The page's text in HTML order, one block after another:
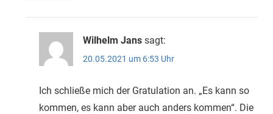
Wilhelm Jans sagt:
20.05.2021 um 6:53 Uhr
Ich schließe mich der Gratulation an. „Es kann so
kommen, es kann aber auch anders kommen“. Die